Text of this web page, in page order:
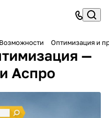
Возможности Оптимизация и
—
Аспро